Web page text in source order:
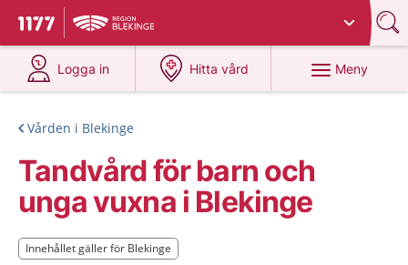
Till startsidan för 1177
Du har valt region
Logga in
på 1177.se
Hitta vård
på 1177.se
Meny
Vården i Blekinge
Tandvård för barn och
unga vuxna i Blekinge
Innehållet gäller för Blekinge
Innehållet gäller för Blekinge